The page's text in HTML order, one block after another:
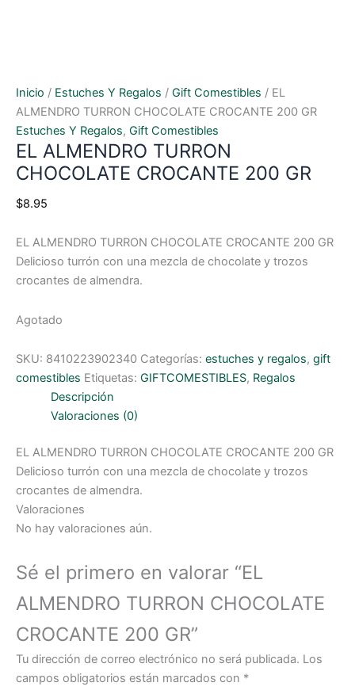
Inicio / Estuches Y Regalos / Gift Comestibles / EL
ALMENDRO TURRON CHOCOLATE CROCANTE 200 GR
Estuches Y Regalos, Gift Comestibles
EL ALMENDRO TURRON
CHOCOLATE CROCANTE 200 GR
$8.95
EL ALMENDRO TURRON CHOCOLATE CROCANTE 200 GR
Delicioso turrón con una mezcla de chocolate y trozos
crocantes de almendra.
Agotado
SKU: 8410223902340 Categorías: estuches y regalos, gift
comestibles Etiquetas: GIFTCOMESTIBLES, Regalos
Descripción
Valoraciones (0)
EL ALMENDRO TURRON CHOCOLATE CROCANTE 200 GR
Delicioso turrón con una mezcla de chocolate y trozos
crocantes de almendra.
Valoraciones
No hay valoraciones aún.
Sé el primero en valorar “EL
ALMENDRO TURRON CHOCOLATE
CROCANTE 200 GR”
Tu dirección de correo electrónico no será publicada. Los
campos obligatorios están marcados con *